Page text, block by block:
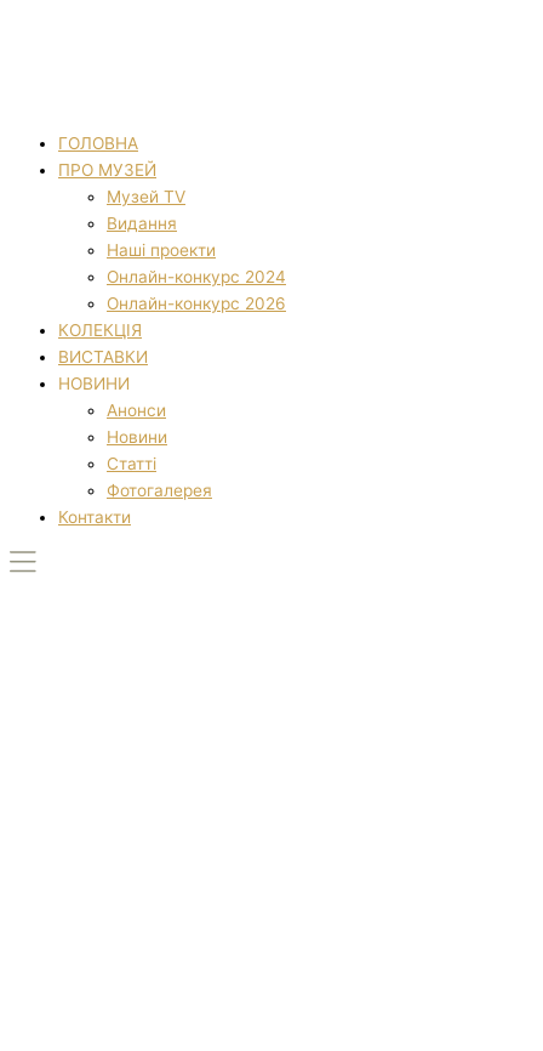
ГОЛОВНА
ПРО МУЗЕЙ
Музей TV
Видання
Наші проекти
Онлайн-конкурс 2024
Онлайн-конкурс 2026
КОЛЕКЦІЯ
ВИСТАВКИ
НОВИНИ
Анонси
Новини
Статті
Фотогалерея
Контакти